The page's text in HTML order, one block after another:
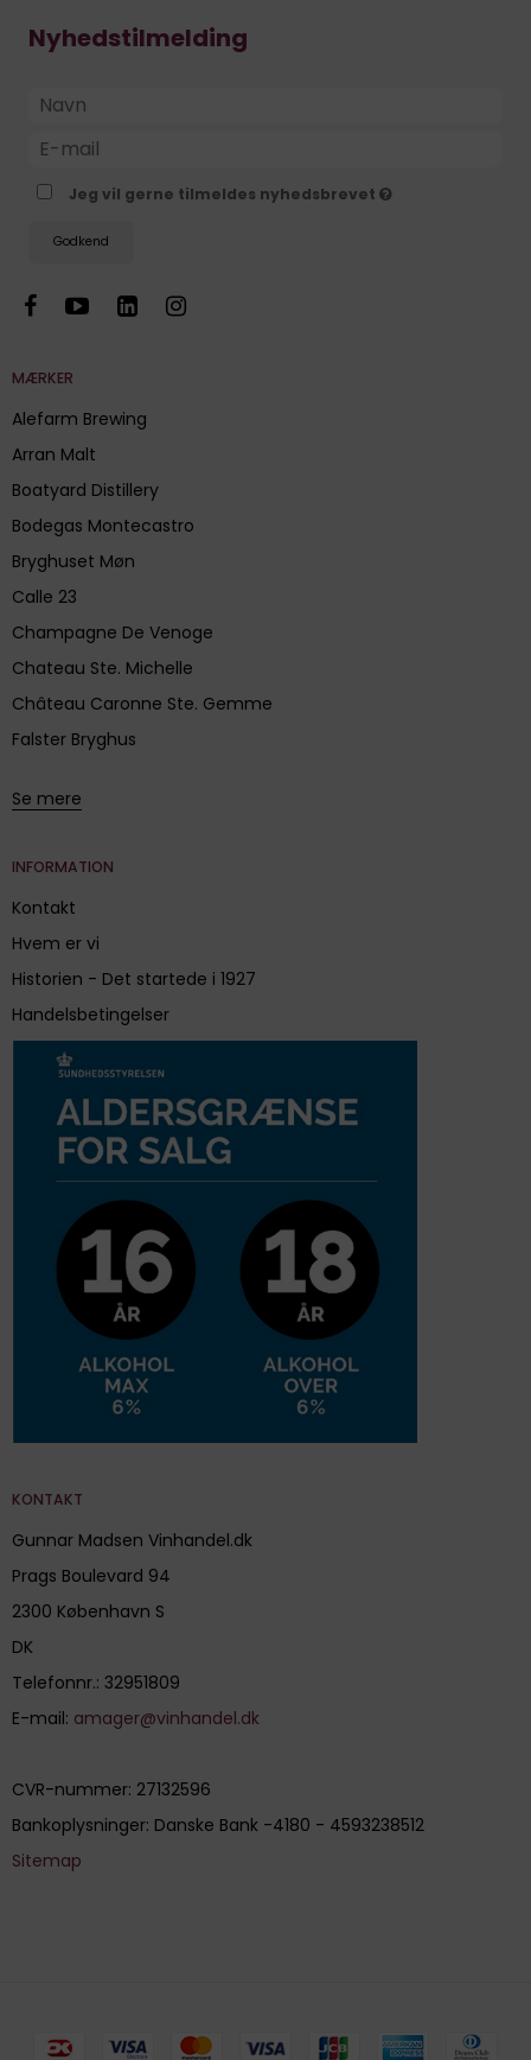
Nyhedstilmelding
Jeg vil gerne tilmeldes nyhedsbrevet
Godkend
MÆRKER
Alefarm Brewing
Arran Malt
Boatyard Distillery
Bodegas Montecastro
Bryghuset Møn
Calle 23
Champagne De Venoge
Chateau Ste. Michelle
Château Caronne Ste. Gemme
Falster Bryghus
Se mere
INFORMATION
Kontakt
Hvem er vi
Historien - Det startede i 1927
Handelsbetingelser
KONTAKT
Gunnar Madsen Vinhandel.dk
Prags Boulevard 94
2300 København S
DK
Telefonnr.: 32951809
E-mail: amager@vinhandel.dk
CVR-nummer: 27132596
Bankoplysninger: Danske Bank -4180 - 4593238512
Sitemap